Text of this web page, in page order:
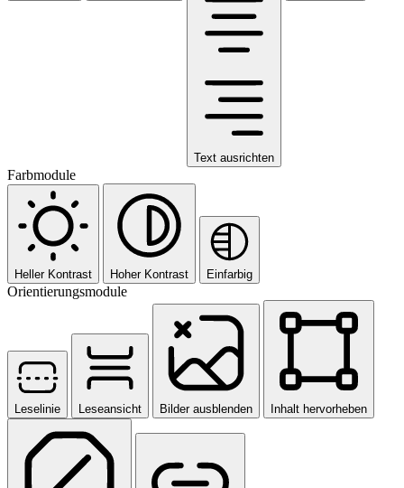
Text ausrichten
Farbmodule
Heller Kontrast Hoher Kontrast Einfarbig
Orientierungsmodule
Leselinie Leseansicht Bilder ausblenden Inhalt hervorheben